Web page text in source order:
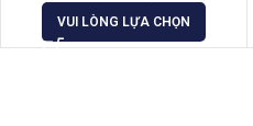
VUI LÒNG LỰA CHỌN